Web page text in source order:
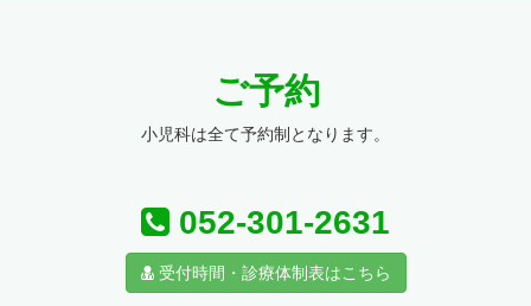
ご予約
小児科は全て予約制となります。
052-301-2631
受付時間・診療体制表はこちら